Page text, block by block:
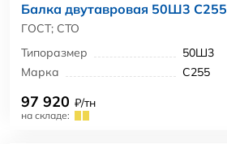
Балка двутавровая 50Ш3 С255
ГОСТ; СТО
Типоразмер
50Ш3
Марка
С255
97 920 ₽/тн
на складе: